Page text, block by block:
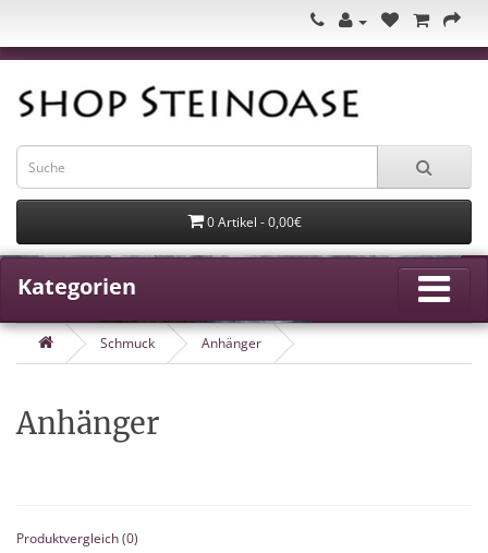
0 Artikel - 0,00€
Kategorien
Schmuck Anhänger
Anhänger
Produktvergleich (0)